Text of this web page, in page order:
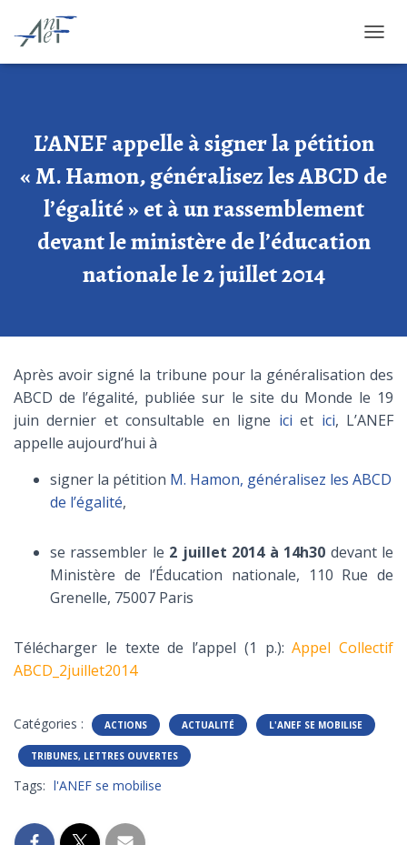
L’ANEF appelle à signer la pétition
« M. Hamon, généralisez les ABCD de
l’égalité » et à un rassemblement
devant le ministère de l’éducation
nationale le 2 juillet 2014
Après avoir signé la tribune pour la généralisation des
ABCD de l’égalité, publiée sur le site du Monde le 19
juin dernier et consultable en ligne ici et ici, L’ANEF
appelle aujourd’hui à
signer la pétition M. Hamon, généralisez les ABCD
de l’égalité,
se rassembler le 2 juillet 2014 à 14h30 devant le
Ministère de l’Éducation nationale, 110 Rue de
Grenelle, 75007 Paris
Télécharger le texte de l’appel (1 p.):Appel Collectif
ABCD_2juillet2014
Catégories : ACTIONS ACTUALITÉ L'ANEF SE MOBILISE
TRIBUNES, LETTRES OUVERTES
Tags: l'ANEF se mobilise